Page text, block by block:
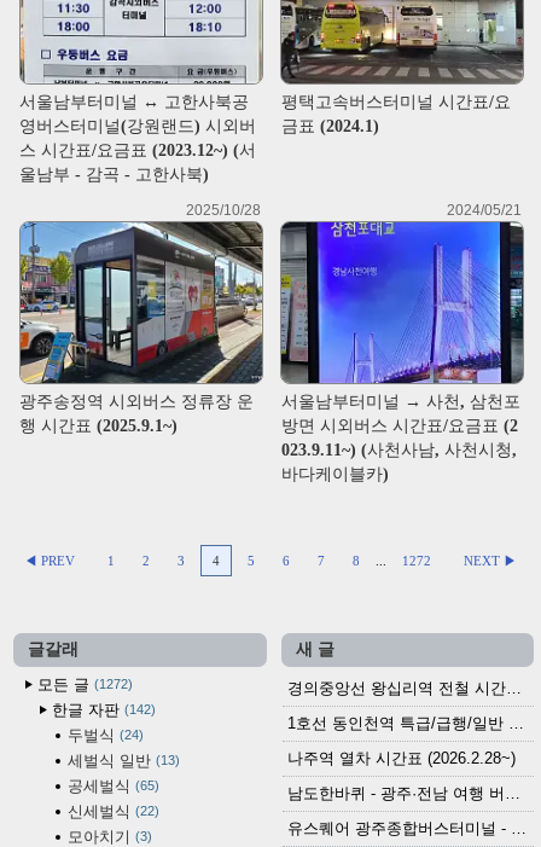
서울남부터미널 ↔ 고한사북공
영버스터미널(강원랜드) 시외버
스 시간표/요금표 (2023.12~) (서
울남부 - 감곡 - 고한사북)
평택고속버스터미널 시간표/요
금표 (2024.1)
2025/10/28
광주송정역 시외버스 정류장 운
행 시간표 (2025.9.1~)
2024/05/21
서울남부터미널 → 사천, 삼천포
방면 시외버스 시간표/요금표 (2
023.9.11~) (사천사남, 사천시청,
바다케이블카)
◀ PREV 1 2 3 4 5 6 7 8 1272 NEXT ▶
글갈래
모든 글
1272
한글 자판 142
두벌식 24
세벌식 일반 13
공세벌식 65
신세벌식 22
모아치기 3
새 글
경의중앙선 왕십리역 전철 시간표 (2026.4.20~)
1호선 동인천역 특급/급행/일반 전철 시간표 (2026.2.28~)
나주역 열차 시간표 (2026.2.28~)
남도한바퀴 - 광주·전남 여행 버스 노선 (2026.3.1~5.31)
유스퀘어 광주종합버스터미널 - 곡성,순천／화순,보성,율포 방면 시외버스 시간표 (2026.1.31)